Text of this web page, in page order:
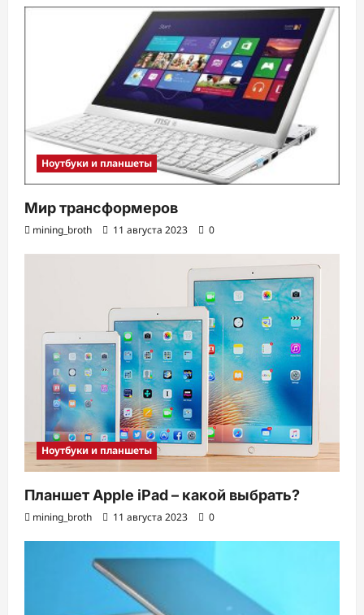
с
Ноутбуки и планшеты
Мир трансформеров
mining_broth 11 августа 2023 0
Ноутбуки и планшеты
Планшет Apple iPad – какой выбрать?
mining_broth 11 августа 2023 0